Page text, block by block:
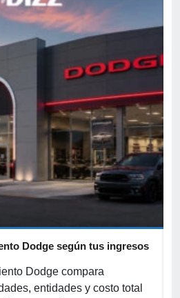
Dodge según tus ingresos
Dodge compara
entidades y costo total